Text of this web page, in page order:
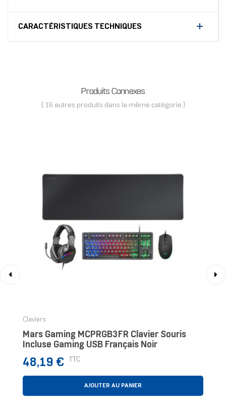
CARACTÉRISTIQUES TECHNIQUES
Produits Connexes
( 16 autres produits dans la même catégorie )
Claviers
Mars Gaming MCPRGB3FR Clavier Souris
Incluse Gaming USB Français Noir
Prix
48,19 € TTC
AJOUTER AU PANIER